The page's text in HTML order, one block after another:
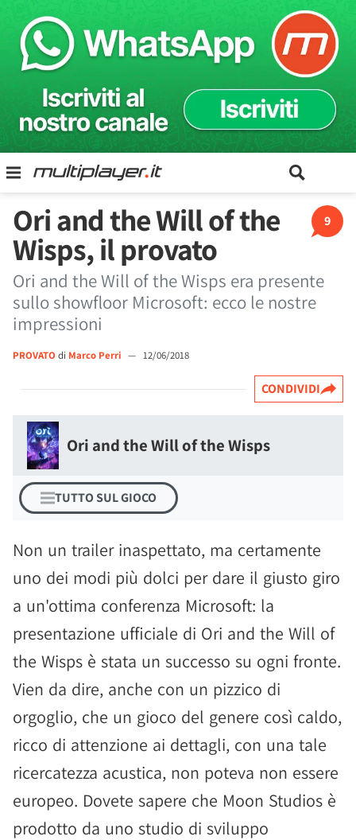
9
Ori and the Will of the
Wisps, il provato
Ori and the Will of the Wisps era presente
sullo showfloor Microsoft: ecco le nostre
impressioni
PROVATO di Marco Perri — 12/06/2018
CONDIVIDI
Ori and the Will of the Wisps
TUTTO SUL GIOCO
Non un trailer inaspettato, ma certamente
uno dei modi più dolci per dare il giusto giro
a un'ottima conferenza Microsoft: la
presentazione ufficiale di Ori and the Will of
the Wisps è stata un successo su ogni fronte.
Vien da dire, anche con un pizzico di
orgoglio, che un gioco del genere così caldo,
ricco di attenzione ai dettagli, con una tale
ricercatezza acustica, non poteva non essere
europeo. Dovete sapere che Moon Studios è
prodotto da uno studio di sviluppo